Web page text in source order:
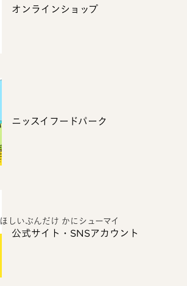
オンラインショップ
ニッスイフードパーク
公式サイト・SNSアカウント
ほしいぶんだけ かにシューマイ